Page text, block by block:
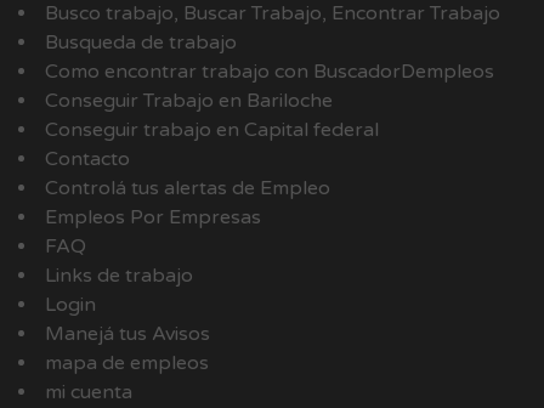
Busco trabajo, Buscar Trabajo, Encontrar Trabajo
Busqueda de trabajo
Como encontrar trabajo con BuscadorDempleos
Conseguir Trabajo en Bariloche
Conseguir trabajo en Capital federal
Contacto
Controlá tus alertas de Empleo
Empleos Por Empresas
FAQ
Links de trabajo
Login
Manejá tus Avisos
mapa de empleos
mi cuenta